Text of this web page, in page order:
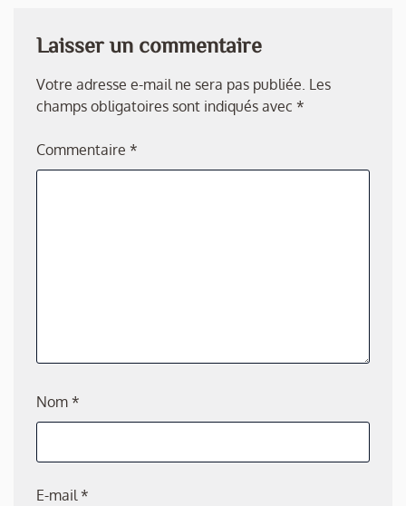
Laisser un commentaire
Votre adresse e-mail ne sera pas publiée. Les
champs obligatoires sont indiqués avec *
Commentaire *
Nom *
E-mail*